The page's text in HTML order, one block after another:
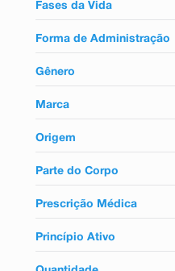
Para gripe
Fases da Vida
Para adultos
Forma de Administração
Uso oral
Gênero
Unissex
Marca
Naldecon
Origem
Nacional
Parte do Corpo
Para o corpo
Prescrição Médica
Não
Princípio Ativo
Paracetamol